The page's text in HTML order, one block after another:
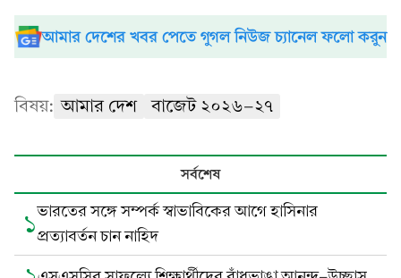
আমার দেশের খবর পেতে গুগল নিউজ চ্যানেল ফলো করুন
বিষয়: আমার দেশ বাজেট ২০২৬-২৭
সর্বশেষ
১ভারতের সঙ্গে সম্পর্ক স্বাভাবিকের আগে হাসিনার
প্রত্যাবর্তন চান নাহিদ